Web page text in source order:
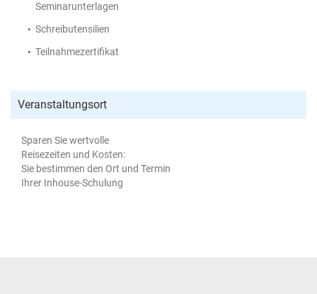
Seminarunterlagen
Schreibutensilien
Teilnahmezertifikat
Veranstaltungsort
Sparen Sie wertvolle
Reisezeiten und Kosten:
Sie bestimmen den Ort und Termin
Ihrer Inhouse-Schulung